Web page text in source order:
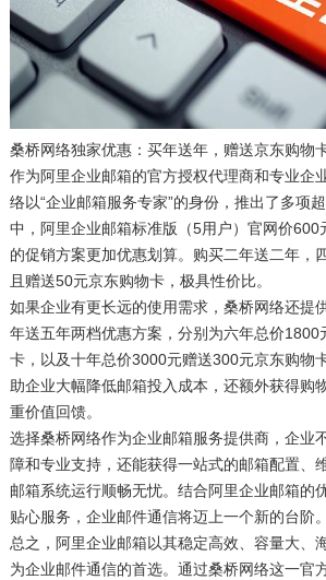
桑桥网络独家优惠：买年送年，赠送京东购物
作为阿里企业邮箱的官方授权代理商和专业企
络以“企业邮箱服务专家”的身份，推出了多项
中，阿里企业邮箱标准版（5用户）官网价600
的促销方案更加优惠划算。购买二年送二年，
且赠送50元京东购物卡，极具性价比。
如果企业有更长远的使用需求，桑桥网络还提
年送五年两档优惠方案，分别为六年总价1800
卡，以及十年总价3000元赠送300元京东购物
助企业大幅降低邮箱投入成本，还额外获得购
重价值回馈。
选择桑桥网络作为企业邮箱服务提供商，企业
障和专业支持，还能获得一站式的邮箱配置、
邮箱系统运行顺畅无忧。结合阿里企业邮箱的
贴心服务，企业邮件通信将迈上一个新的台阶。
总之，阿里企业邮箱以其稳定高效、容量大、
为企业邮件通信的首选。通过桑桥网络这一官